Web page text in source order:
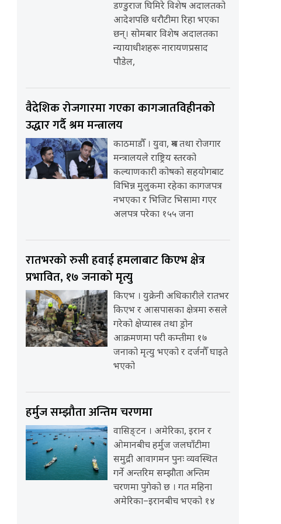
डण्डुराज घिमिरे विशेष अदालतको
आदेशपछि धरौटीमा रिहा भएका
छन्। सोमबार विशेष अदालतका
न्यायाधीशहरू नारायणप्रसाद
पौडेल,
वैदेशिक रोजगारमा गएका कागजातविहीनको
उद्धार गर्दै श्रम मन्त्रालय
काठमाडौँ । युवा, श्रम तथा रोजगार
मन्त्रालयले राष्ट्रिय स्तरको
कल्याणकारी कोषको सहयोगबाट
विभिन्न मुलुकमा रहेका कागजपत्र
नभएका र भिजिट भिसामा गएर
अलपत्र परेका १५५ जना
रातभरको रुसी हवाई हमलाबाट किएभ क्षेत्र
प्रभावित, १७ जनाको मृत्यु
किएभ । युक्रेनी अधिकारीले रातभर
किएभ र आसपासका क्षेत्रमा रुसले
गरेको क्षेप्यास्त्र तथा ड्रोन
आक्रमणमा परी कम्तीमा १७
जनाको मृत्यु भएको र दर्जनौँ घाइते
भएको
हर्मुज सम्झौता अन्तिम चरणमा
वासिङ्टन । अमेरिका, इरान र
ओमानबीच हर्मुज जलघाँटीमा
समुद्री आवागमन पुनः व्यवस्थित
गर्ने अन्तरिम सम्झौता अन्तिम
चरणमा पुगेको छ । गत महिना
अमेरिका–इरानबीच भएको १४